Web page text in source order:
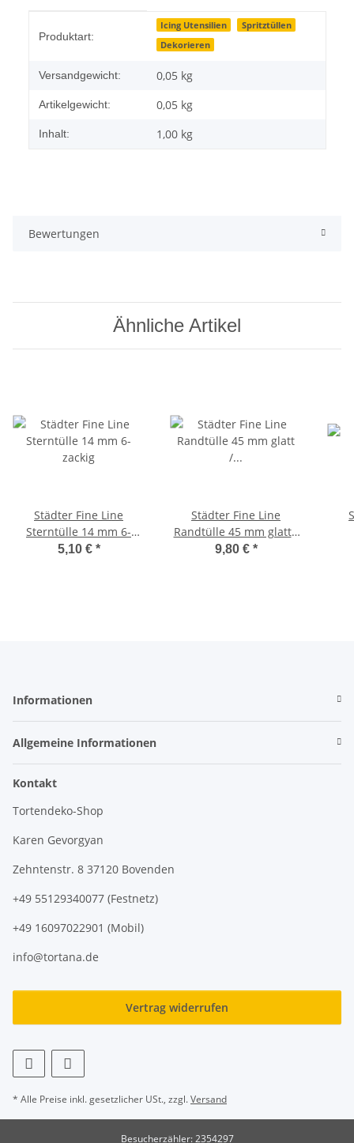
Produktart:
Icing Utensilien
Spritztüllen
Dekorieren
Versandgewicht: 0,05 kg
Artikelgewicht: 0,05 kg
Inhalt: 1,00 kg
Bewertungen
Ähnliche Artikel
Städter Fine Line
Sterntülle 14 mm 6-
zackig
5,10 € *
Städter Fine Line
Randtülle 45 mm glatt /
gezackt sehr breit
9,80 € *
Informationen
Allgemeine Informationen
Kontakt
Tortendeko-Shop
Karen Gevorgyan
Zehntenstr. 8 37120 Bovenden
+49 55129340077 (Festnetz)
+49 16097022901 (Mobil)
info@tortana.de
Vertrag widerrufen
* Alle Preise inkl. gesetzlicher USt., zzgl.Versand
Besucherzähler: 2354297